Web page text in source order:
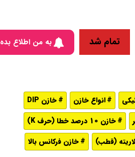
تمام شد به من اطلاع بده
انواع خازن
خازن DIP
خازن 10 درصد خطا (حرف K)
(قطب)
خازن فرکانس بالا